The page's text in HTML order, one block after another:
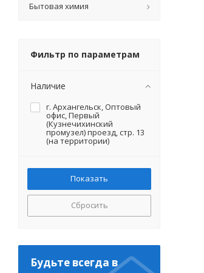
Бытовая химия
Фильтр по параметрам
Наличие
г. Архангельск, Оптовый
офис, Первый
(Кузнечихинский
промузел) проезд, стр. 13
(на территории)
Сбросить
Будьте всегда в